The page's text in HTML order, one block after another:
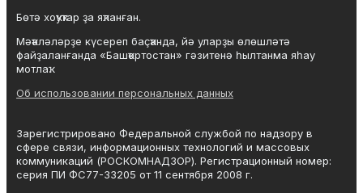
Бөтә хоҡуҡтар ҙа яҡланған.
Мәҡәләләрҙе күсереп баҫҡанда, йә уларҙы өлөшләтә
файҙаланғанда «Башҡортостан» гәзитенә һылтанма яһау
мотлаҡ.
Об использовании персональных данных
Зарегистрировано Федеральной службой по надзору в
сфере связи, информационных технологий и массовых
коммуникаций (РОСКОМНАДЗОР). Регистрационный номер:
серия ПИ ФС77-33205 от 11 сентября 2008 г.